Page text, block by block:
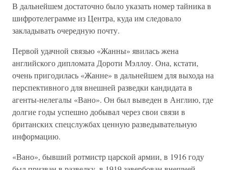
В дальнейшем достаточно было указать номер тайника в
шифротелеграмме из Центра, куда им следовало
закладывать очередную почту.
Первой удачной связью «Жанны» явилась жена
английского дипломата Дороти Мэллоу. Она, кстати,
очень пригодилась «Жанне» в дальнейшем для выхода на
перспективного для внешней разведки кандидата в
агенты-нелегалы «Вано». Он был выведен в Англию, где
долгие годы успешно добывал через свои связи в
британских спецслужбах ценную разведывательную
информацию.
«Вано», бывший ротмистр царской армии, в 1916 году